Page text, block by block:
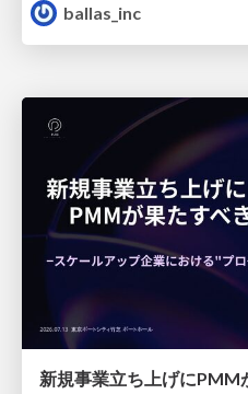
ballas_inc